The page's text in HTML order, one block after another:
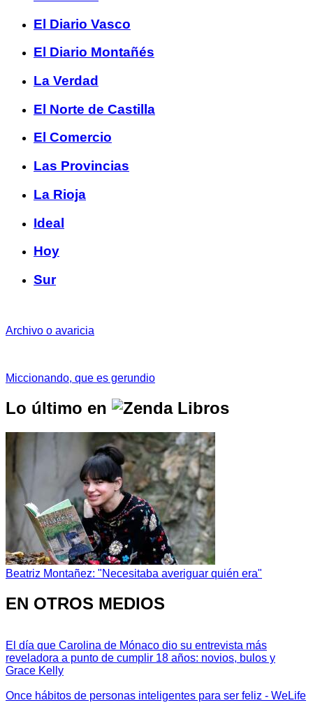
El Diario Vasco
El Diario Montañés
La Verdad
El Norte de Castilla
El Comercio
Las Provincias
La Rioja
Ideal
Hoy
Sur
Archivo o avaricia
Miccionando, que es gerundio
Lo último en
Beatriz Montañez: "Necesitaba averiguar quién era"
EN OTROS MEDIOS
El día que Carolina de Mónaco dio su entrevista más
reveladora a punto de cumplir 18 años: novios, bulos y
Grace Kelly
Once hábitos de personas inteligentes para ser feliz - WeLife